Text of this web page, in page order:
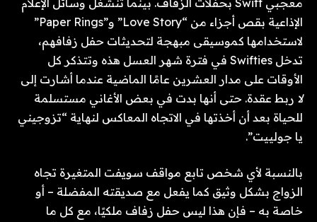
الإذاعية بقص أجزاء من “Love Story” و”Paper Rings”
لاستخدامها كموسيقى مبهجة لتحديثات حفل زفافهم،
تدخل Swifties في فترة شهر العسل هذه وتتذكر كل
الأوقات على مدار العشرين عامًا الماضية عندما أشارت إلى
لا ربط عقدة. حتى أنها بدت في بعض الأغاني مستسلمة
للحياة بعد أن أخذتها في الاتجاه المعاكس لنهاية “تزوجيني
يا جولييت”.
بالنسبة لأي شخص تابع مواقف سويفت المتغيرة تجاه
الزواج بشكل وثيق كما يفعل مع صديقته المفضلة – أو
خاصة به – فإن هذا ليس حفل زفاف ملكيًا، مع كل ما